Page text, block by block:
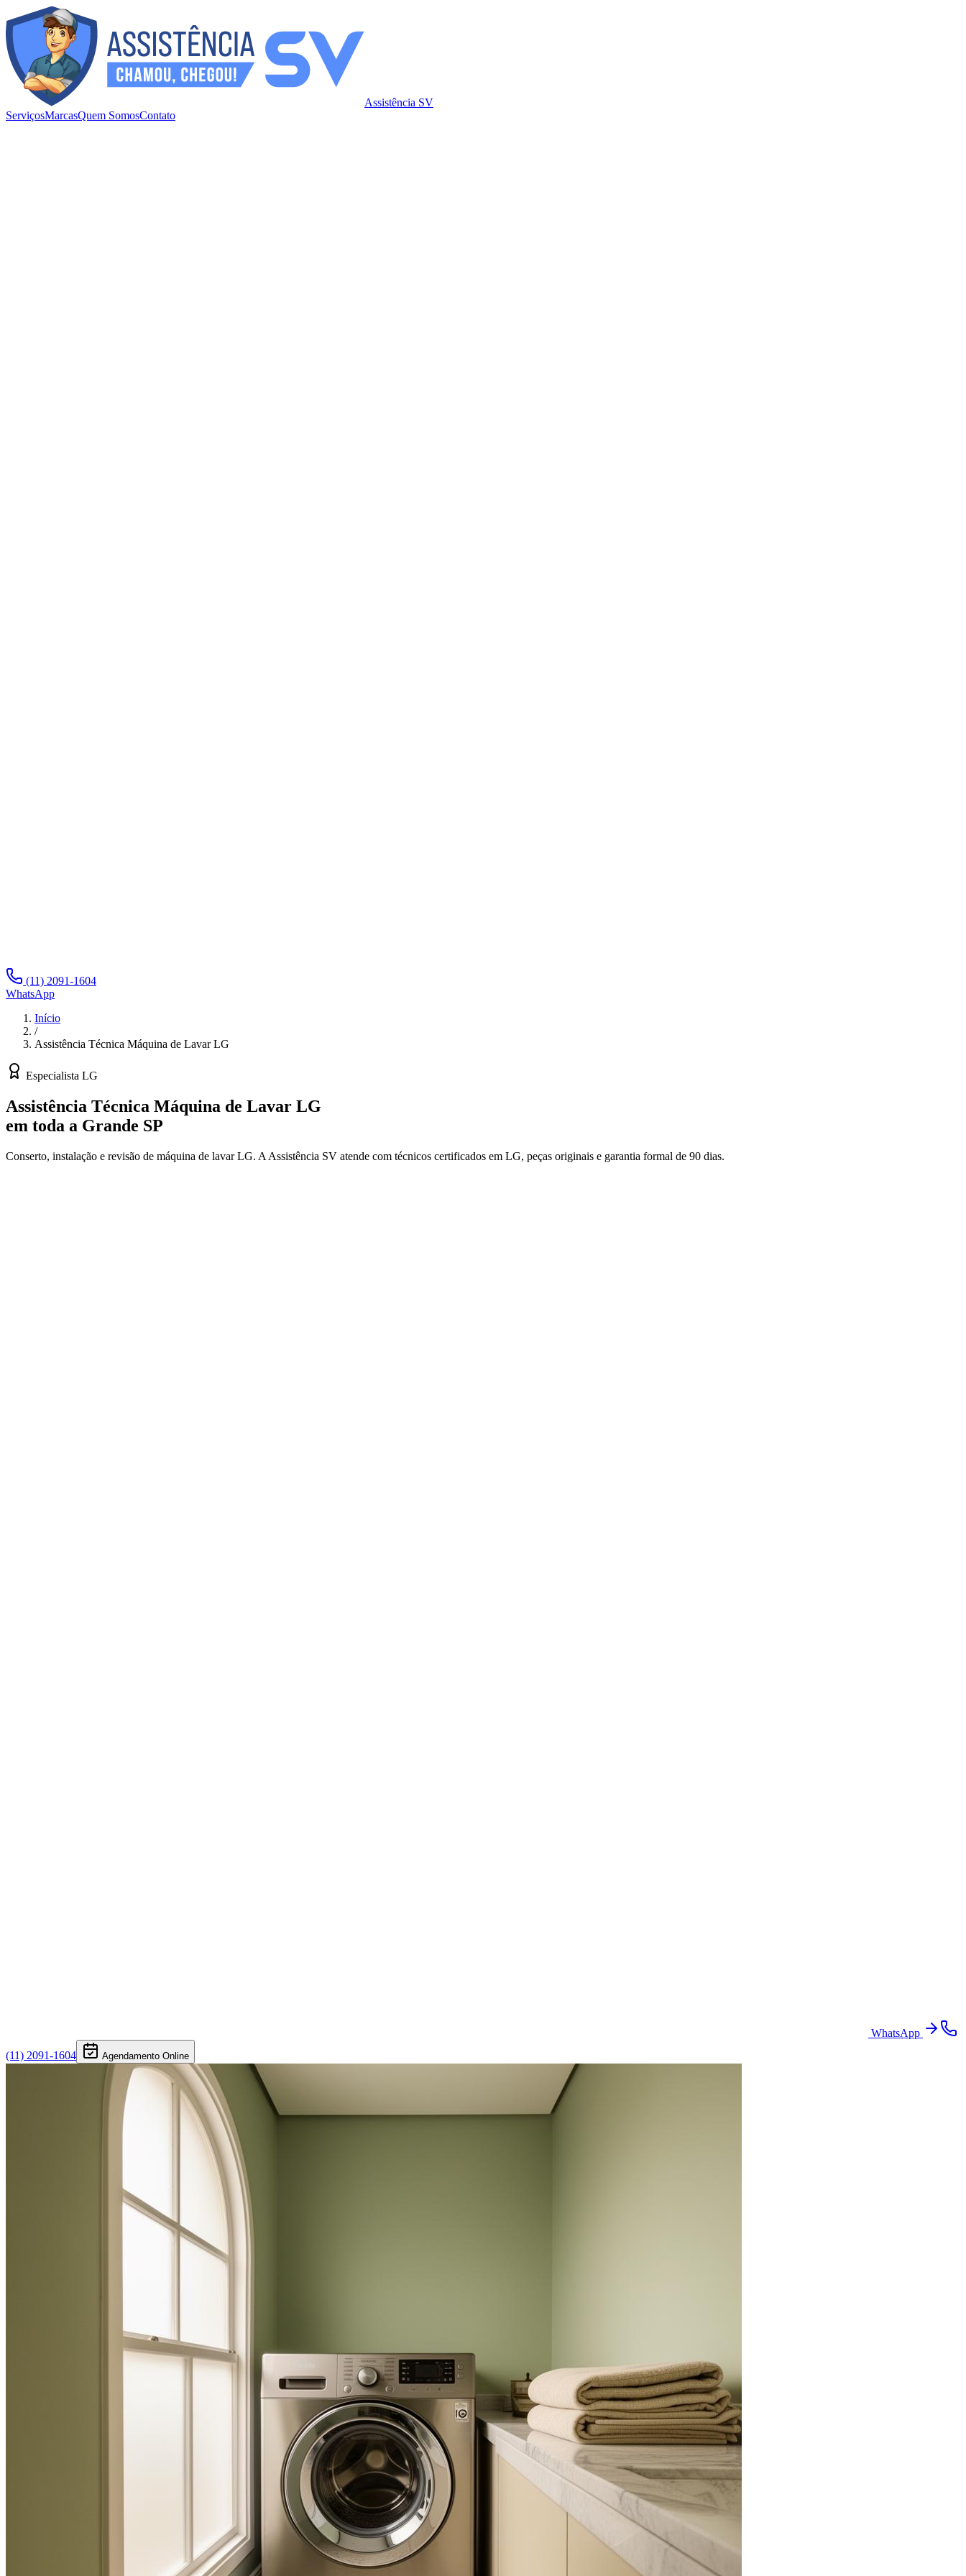
Assistência SV
ServiçosMarcasQuem SomosContato
(11) 2091-1604
WhatsApp
Início
/
Assistência Técnica Máquina de Lavar LG
Especialista LG
Assistência Técnica Máquina de Lavar LG
em toda a Grande SP
Conserto, instalação e revisão de máquina de lavar LG. A Assistência SV atende com técnicos certificados em LG, peças originais e garantia formal de 90 dias.
WhatsApp
(11) 2091-1604
Agendamento Online